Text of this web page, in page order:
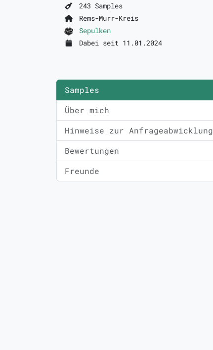
243 Samples
Rems-Murr-Kreis
Sepulken
Dabei seit 11.01.2024
Samples
Über mich
Hinweise zur Anfrageabwicklung
Bewertungen
Freunde